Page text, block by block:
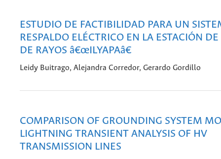
ESTUDIO DE FACTIBILIDAD PARA UN
RESPALDO ELÉCTRICO EN LA ESTACIÓN
DE RAYOS â€œILYAPAâ€
Leidy Buitrago, Alejandra Corredor, Gerardo Gordillo
COMPARISON OF GROUNDING SYSTEM
LIGHTNING TRANSIENT ANALYSIS OF HV
TRANSMISSION LINES